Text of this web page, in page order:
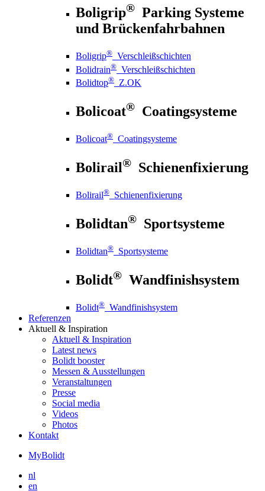
Boligrip® Parking Systeme
und Brückenfahrbahnen
Boligrip® Verschleißschichten
Bolidrain® Verschleißschichten
Bolidtop® Z.OK
Bolicoat® Coatingsysteme
Bolicoat® Coatingsysteme
Bolirail® Schienenfixierung
Bolirail® Schienenfixierung
Bolidtan® Sportsysteme
Bolidtan® Sportsysteme
Bolidt® Wandfinishsystem
Bolidt® Wandfinishsystem
Referenzen
Aktuell & Inspiration
Aktuell & Inspiration
Latest news
Bolidt booster
Messen & Ausstellungen
Veranstaltungen
Presse
Social media
Videos
Photos
Kontakt
MyBolidt
nl
en